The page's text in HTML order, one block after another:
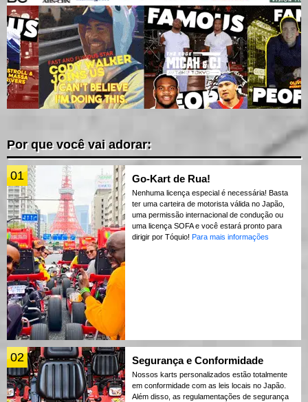
Por que você vai adorar:
01 Go-Kart de Rua!
Nenhuma licença especial é necessária! Basta
ter uma carteira de motorista válida no Japão,
uma permissão internacional de condução ou
uma licença SOFA e você estará pronto para
dirigir por Tóquio! Para mais informações
02 Segurança e Conformidade
Nossos karts personalizados estão totalmente
em conformidade com as leis locais no Japão.
Além disso, as regulamentações de segurança